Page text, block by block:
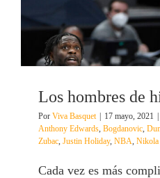
Los hombres de
Por Viva Basquet | 17 mayo, 2021 |
Anthony Edwards Bogdanovic
Zubac Justin Holiday, NBA Nikola
Cada vez es más